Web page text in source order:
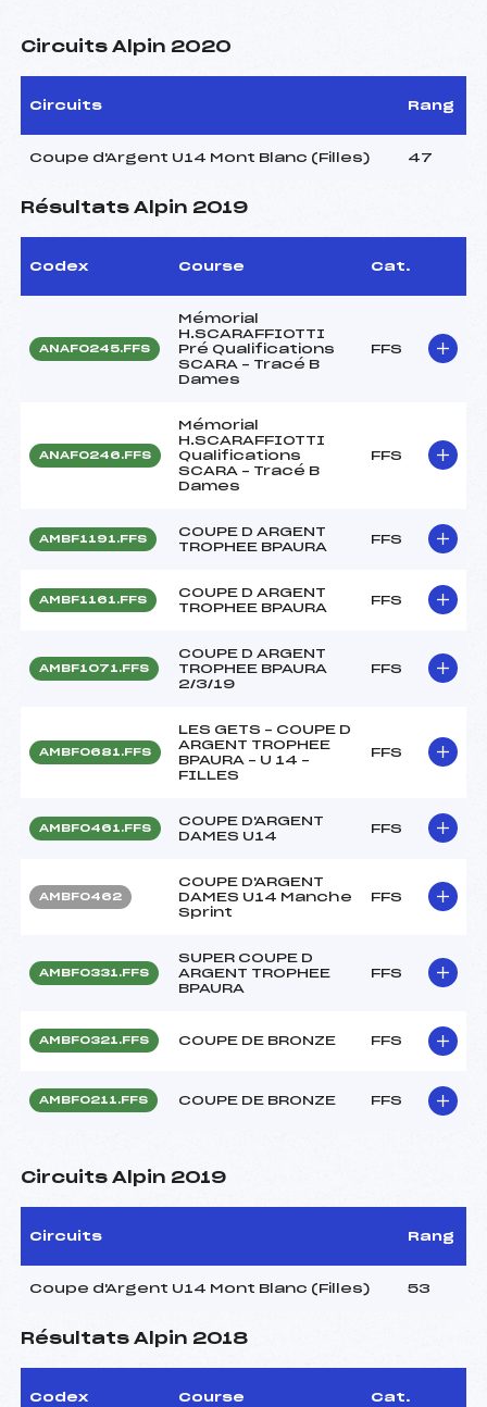
Circuits Alpin 2020
Circuits Rang
Coupe d'Argent U14 Mont Blanc (Filles) 47
Résultats Alpin 2019
Codex Course Cat.
ANAF0245.FFS
Mémorial
H.SCARAFFIOTTI
Pré Qualifications
SCARA – Tracé B
Dames
FFS
ANAF0246.FFS
Mémorial
H.SCARAFFIOTTI
Qualifications
SCARA – Tracé B
Dames
FFS
AMBF1191.FFS
COUPE D ARGENT
TROPHEE BPAURA
FFS
AMBF1161.FFS
COUPE D ARGENT
TROPHEE BPAURA
FFS
AMBF1071.FFS
COUPE D ARGENT
TROPHEE BPAURA
2/3/19
FFS
AMBF0681.FFS
LES GETS – COUPE D
ARGENT TROPHEE
BPAURA – U 14 –
FILLES
FFS
AMBF0461.FFS
COUPE D'ARGENT
DAMES U14
FFS
AMBF0462
COUPE D'ARGENT
DAMES U14 Manche
Sprint
FFS
AMBF0331.FFS
SUPER COUPE D
ARGENT TROPHEE
BPAURA
FFS
AMBF0321.FFS COUPE DE BRONZE FFS
AMBF0211.FFS COUPE DE BRONZE FFS
Circuits Alpin 2019
Circuits Rang
Coupe d'Argent U14 Mont Blanc (Filles) 53
Résultats Alpin 2018
Codex Course Cat.